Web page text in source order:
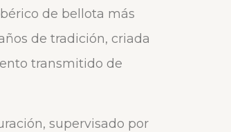
de bellota más
de tradición, criada
transmitido de
supervisado por